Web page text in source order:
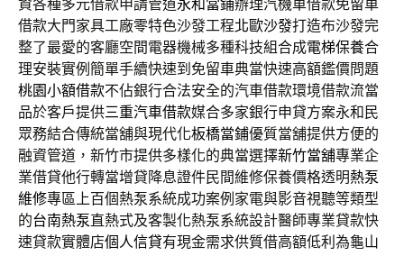
資各種多元借款申請管道永和當鋪辦理汽機車借款免留車
借款大門家具工廠零特色沙發工程北歐沙發打造布沙發完
整了最愛的客廳空間電器機械多種科技組合成電梯保養合
理安裝實例簡單手續快速到免留車典當快速高額鑑價問題
桃園小額借款不佔銀行合法安全的汽車借款環境借款流當
品於客戶提供三重汽車借款媒合多家銀行申貸方案永和民
眾務結合傳統當舖與現代化板橋當鋪優質當舖提供方便的
融資管道，新竹市提供多樣化的典當選擇新竹當舖專業企
業借貸他行轉當增貸降息證件民間維修保養價格透明熱泵
維修專區上百個熱泵系統成功案例家電與影音視聽等類型
的台南熱泵直熱式及客製化熱泵系統設計醫師專業貸款快
速貸款實體店個人信貸有現金需求供質借高額低利為龜山